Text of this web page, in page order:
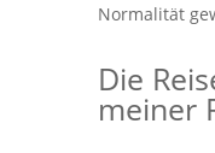
Normalität
Die
meiner